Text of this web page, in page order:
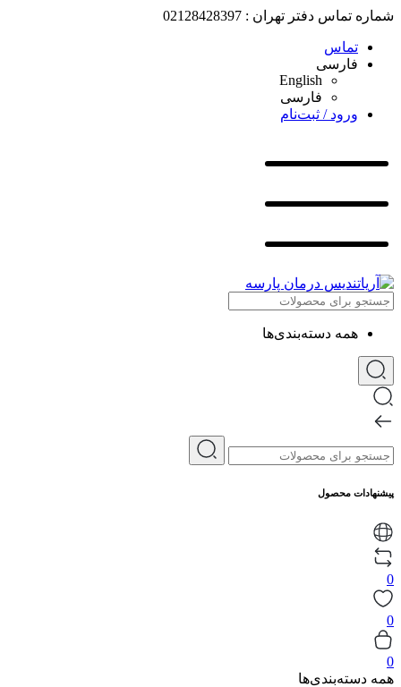
شماره تماس دفتر تهران : 02128428397
تماس
فارسی
English
فارسی
ورود / ثبت‌نام
همه دسته‌بندی‌ها
پیشنهادات محصول
0
0
0
همه دسته‌بندی‌ها